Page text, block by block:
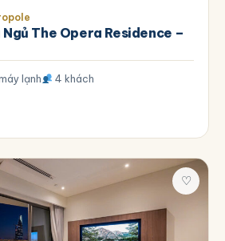
Ngủ The Opera Residence –
lạnh 4 khách
♡